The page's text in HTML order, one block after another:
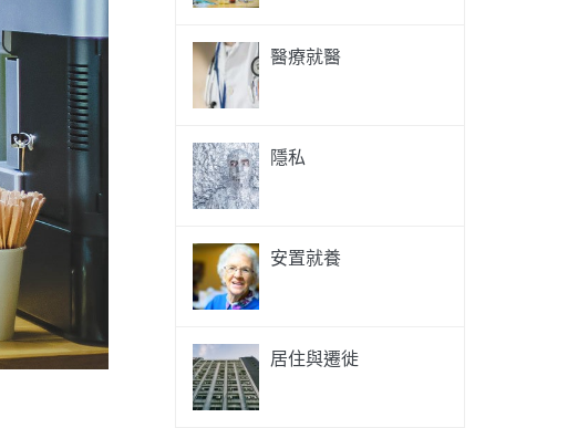
醫療就醫
隱私
安置就養
居住與遷徙